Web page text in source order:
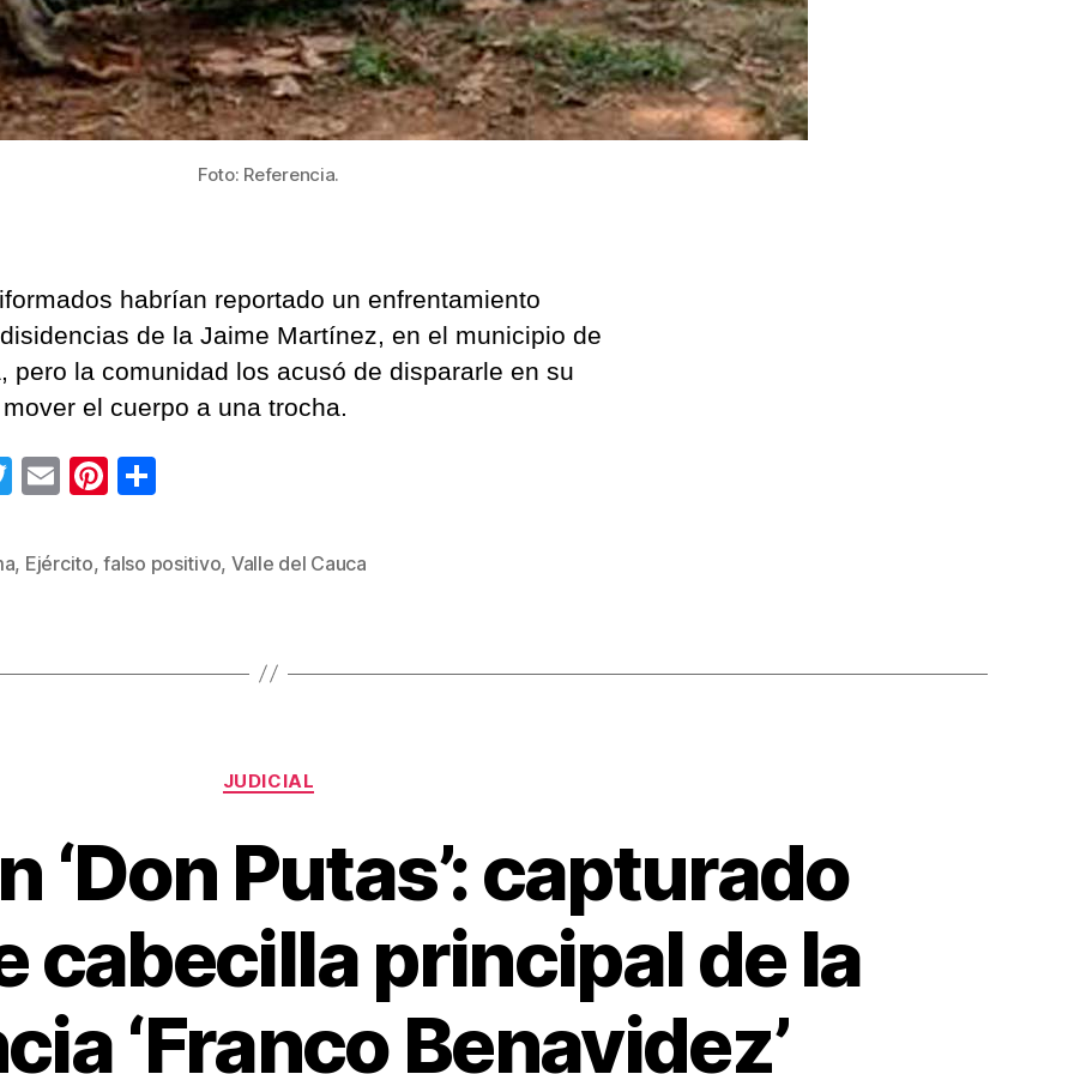
Foto: Referencia.
habrían reportado un enfrentamiento
de la Jaime Martínez, en el municipio de
pero la comunidad los acusó de dispararle en su
el cuerpo a una trocha.
T
tt
E
ail
Pi
er m
tir
, Ejército,falso positivo, Valle del Cauca
Categorías
JUDICIAL
‘Don Putas’: capturado
cabecilla principal de la
‘Franco Benavidez’